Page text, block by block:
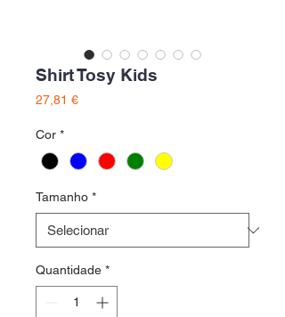
Shirt Tosy Kids
27,81 €Preço
Cor *
Tamanho *
Quantidade *